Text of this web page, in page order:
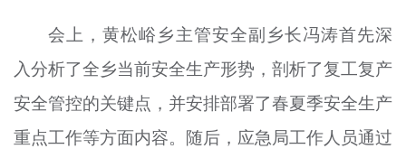
会上，黄松峪乡主管安全副乡长冯涛首先深
入分析了全乡当前安全生产形势，剖析了复工复产
安全管控的关键点，并安排部署了春夏季安全生产
重点工作等方面内容。随后，应急局工作人员通过